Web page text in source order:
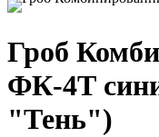
Гроб
ФК-4Т
"Тень")